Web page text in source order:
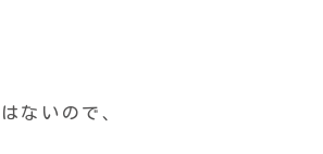
ないので、